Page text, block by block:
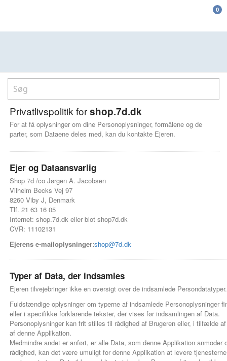
0
Privatlivspolitik forshop.7d.dk
For at få oplysninger om dine Personoplysninger, formålene og de
parter, som Dataene deles med, kan du kontakte Ejeren.
Ejer og Dataansvarlig
Shop 7d /co Jørgen A. Jacobsen
Vilhelm Becks Vej 97
8260 Viby J, Denmark
Tlf. 21 63 16 05
Internet: shop.7d.dk eller blot shop7d.dk
CVR: 11102131
Ejerens e-mailoplysninger:shop@7d.dk
Typer af Data, der indsamles
Ejeren tilvejebringer ikke en oversigt over de indsamlede Persondatatyper.
Fuldstændige oplysninger om typerne af indsamlede Personoplysninger
eller i specifikke forklarende tekster, der vises før indsamlingen af Data.
Personoplysninger kan frit stilles til rådighed af Brugeren eller, i tilfælde
af denne Applikation.
Medmindre andet er anført, er alle Data, som denne Applikation
rådighed, kan det være umuligt for denne Applikation at levere